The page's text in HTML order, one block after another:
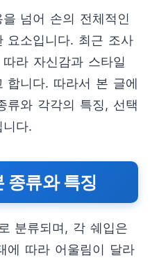
넘어 손의 전체적인
요소입니다. 최근 조사
라 자신감과 스타일
합니다. 따라서 본 글에
류와 각각의 특징, 선택
다.
종류와 특징
분류되며, 각 쉐입은
에 따라 어울림이 달라